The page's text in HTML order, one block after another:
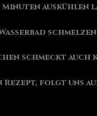
Minuten auskühlen
schmeckt
Rezept, folgt uns